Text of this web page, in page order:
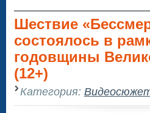
Шествие
состоялось в
годовщины
(12+)
Категория: